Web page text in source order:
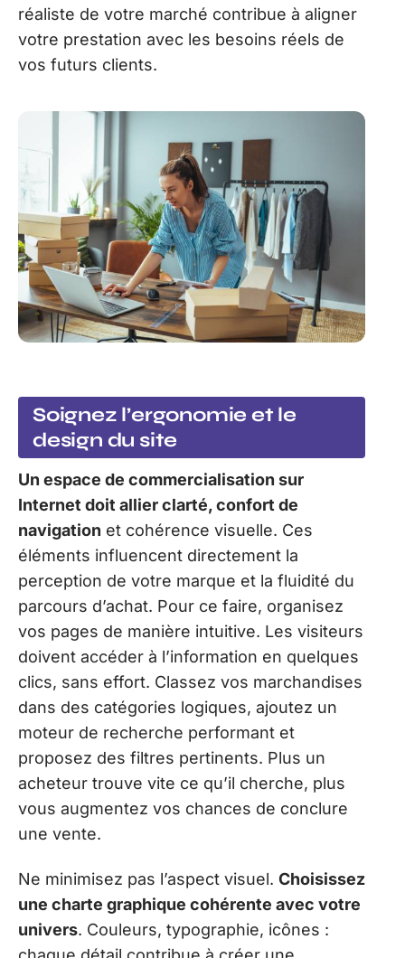
réaliste de votre marché contribue à aligner
votre prestation avec les besoins réels de
vos futurs clients.
Soignez l’ergonomie et le
design du site
Un espace de commercialisation sur
Internet doit allier clarté, confort de
navigation et cohérence visuelle. Ces
éléments influencent directement la
perception de votre marque et la fluidité du
parcours d’achat. Pour ce faire, organisez
vos pages de manière intuitive. Les visiteurs
doivent accéder à l’information en quelques
clics, sans effort. Classez vos marchandises
dans des catégories logiques, ajoutez un
moteur de recherche performant et
proposez des filtres pertinents. Plus un
acheteur trouve vite ce qu’il cherche, plus
vous augmentez vos chances de conclure
une vente.
Ne minimisez pas l’aspect visuel. Choisissez
une charte graphique cohérente avec votre
univers. Couleurs, typographie, icônes :